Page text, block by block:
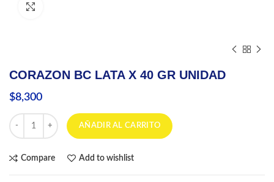
CORAZON BC LATA X 40 GR UNIDAD
$8,300
CORAZON BC LATA X 40 GR UNIDAD cantidad
AÑADIR AL CARRITO
Compare Add to wishlist